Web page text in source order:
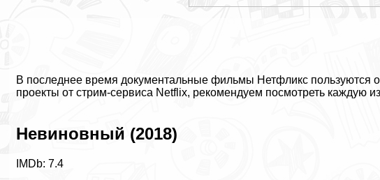
В последнее время документальные фильмы Нетфликс пользуются
проекты от стрим-сервиса Netflix, рекомендуем посмотреть каждую
Невиновный (2018)
IMDb: 7.4